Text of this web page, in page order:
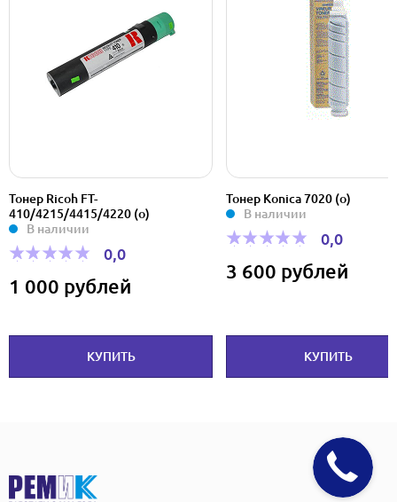
Тонер Ricoh FT-
410/4215/4415/4220 (о)
В наличии
0,0
1 000 рублей
КУПИТЬ
Тонер Konica 7020 (о)
В наличии
0,0
3 600 рублей
КУПИТЬ